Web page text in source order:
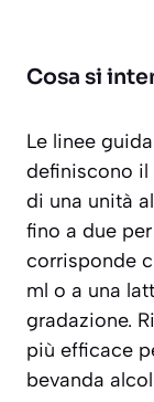
Cosa si
Le linee
definiscono il
di una unità
fino a due
corrisponde
ml o a una
gradazione.
più efficace
bevanda